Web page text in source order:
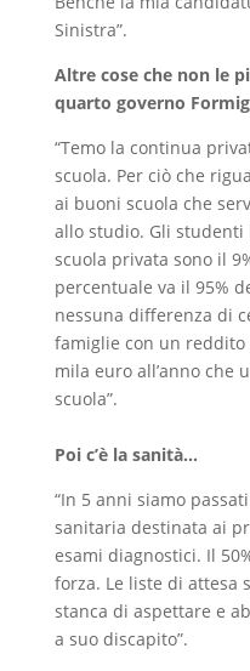
Sinistra”.
Altre cose che non le
quarto governo
“Temo la continua
scuola. Per ciò che
ai buoni scuola che
allo studio. Gli
scuola privata sono il
percentuale va il 95%
nessuna differenza di
famiglie con un reddito
mila euro all’anno che
scuola”.
Poi c’è la sanità…
“In 5 anni siamo
sanitaria destinata ai
esami diagnostici. Il
forza. Le liste di attesa
stanca di aspettare e
a suo discapito”.